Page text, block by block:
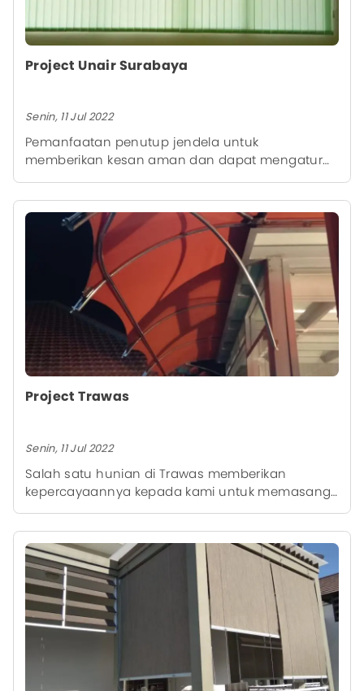
Project Unair Surabaya
Senin, 11 Jul 2022
Pemanfaatan penutup jendela untuk
memberikan kesan aman dan dapat mengatur
ruangan tersebut tampak mewah, terlebih
disusun oleh tim instalasi yang sudah profesional
dari kami, sehingga memberikan hasil akhir yang
Project Trawas
Senin, 11 Jul 2022
Salah satu hunian di Trawas memberikan
kepercayaannya kepada kami untuk memasang
kanopi di salah satu ruangannya.